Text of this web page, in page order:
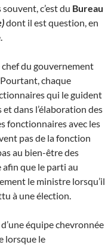
c’est du Bureau
dont il est question, en
du gouvernement
chaque
qui le guident
dans l’élaboration des
fonctionnaires avec les
pas de la fonction
au bien-être des
que le parti au
le ministre lorsqu’il
à une élection.
équipe chevronnée
lorsque le